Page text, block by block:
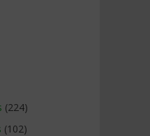
(224)
(102)